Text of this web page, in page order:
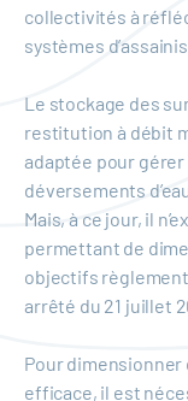
collectivités à
systèmes
Le stockage des
restitution à débit
adaptée pour
déversements
Mais, à ce jour, il
permettant de
objectifs
arrêté du 21 juillet
Pour
efficace, il est